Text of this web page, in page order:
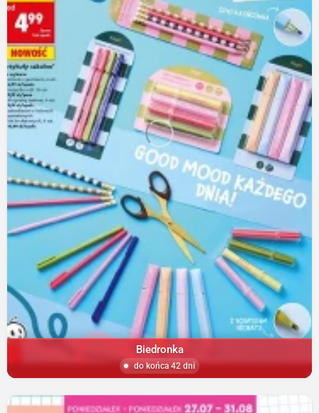
Biedronka
do końca 42 dni